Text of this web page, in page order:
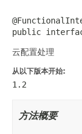
public
云配置处理
从以下版本开始:
1.2
方法概要